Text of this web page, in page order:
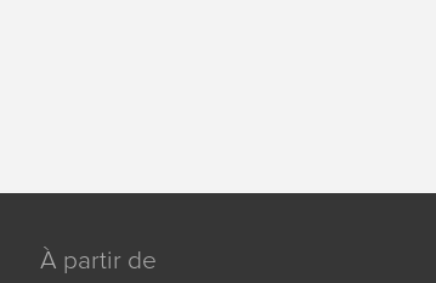
À partir de